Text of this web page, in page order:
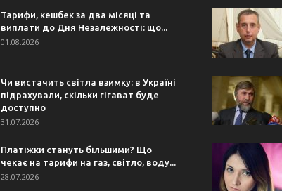
Тарифи, кешбек за два місяці та
виплати до Дня Незалежності: що...
01.08.2026
Чи вистачить світла взимку: в Україні
підрахували, скільки гігават буде
доступно
31.07.2026
Платіжки стануть більшими? Що
чекає на тарифи на газ, світло, воду...
28.07.2026